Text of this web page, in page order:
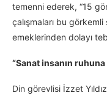
temenni ederek, “15
çalışmaları bu
emeklerinden dolayı
“Sanat insanın
Din görevlisi İzzet